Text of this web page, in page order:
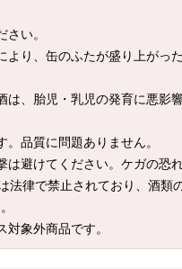
い。
より、缶のふたが盛り上がっ
は、胎児・乳児の発育に悪影
品質に問題ありません。
避けてください。ケガの恐れ
法律で禁止されており、酒類
象外商品です。